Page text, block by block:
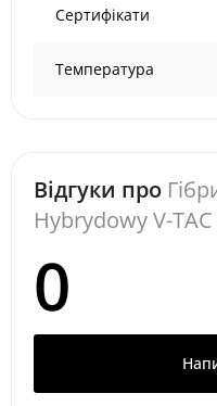
Сертифікати
Температура
Відгуки про
Hybrydowy V-TAC
0